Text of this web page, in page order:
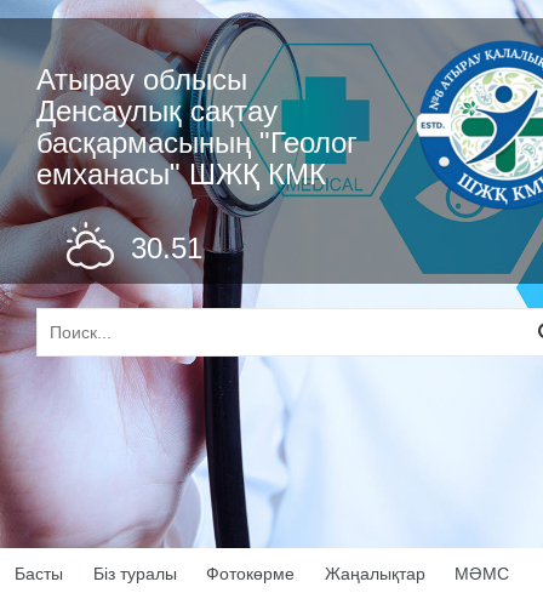
Атырау облысы
Денсаулық сақтау
басқармасының "Геолог
емханасы" ШЖҚ КМК
30.51
Басты Біз туралы Фотокөрме Жаңалықтар МӘМС